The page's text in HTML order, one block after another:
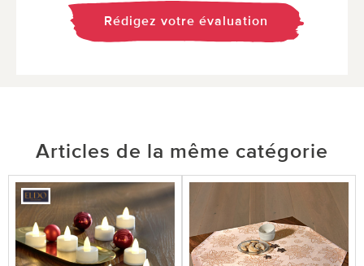
Rédigez votre évaluation
Articles de la même catégorie